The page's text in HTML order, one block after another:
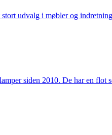
udvalg i møbler og
siden 2010. De har en